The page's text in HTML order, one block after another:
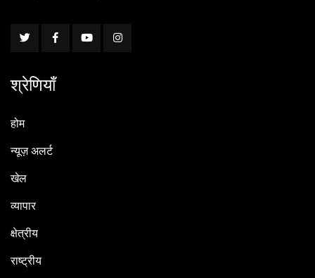
श्रेणियाँ
होम
न्यूज़ अलर्ट
खेल
व्यापार
क्षेत्रीय
राष्ट्रीय